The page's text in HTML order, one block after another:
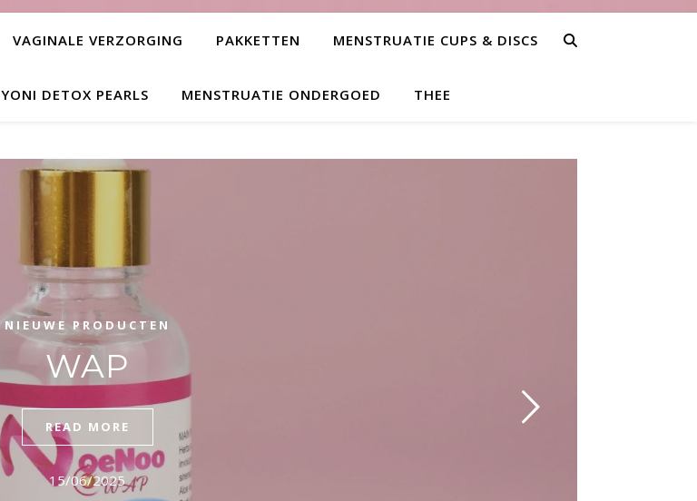
VAGINALE VERZORGING PAKKETTEN MENSTRUATIE CUPS & DISCS
YONI DETOX PEARLS MENSTRUATIE ONDERGOED THEE
NIEUWE PRODUCTEN
WAP
READ MORE
15/06/2025